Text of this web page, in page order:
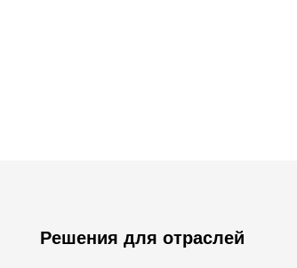
Решения для отраслей